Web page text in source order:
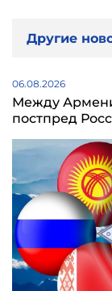
Другие
06.08.2026
Между
постпред